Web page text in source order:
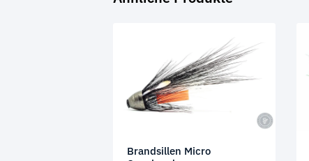
Brandsillen Micro